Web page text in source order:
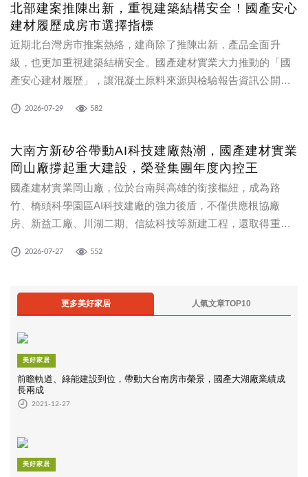
北部建案推陳出新，重視建築結構安全！國產安心
建材履歷成房市選擇指標
近期北台灣房市推案熱絡，建商除了推陳出新，產品全面升
級，也更加重視建築結構安全。國產建材實業大力推動的「國
產安心建材履歷」，讓混凝土原料來源與檢驗報告資訊公開透
集美」、「日安PARK」，以及荷蘊建設「荷蘊竫」等指標建案
2026-07-29 582
大南方新矽谷帶動AI科技建廠熱潮，國產建材實業
岡山廠撐起重大建設，榮登集團年度內控王
國產建材實業岡山廠，位於台南與高雄的銜接樞紐，成為路
竹、橋頭科學園區AI科技建廠的強力後盾，不僅供應根協廠
房、新益工廠、川湖二期、信紘科技等新建工程，還取得重磅
路竹延伸線RKC02標工程等重大建設，帶動業績穩健成長，榮
2026-07-27 552
更多美好家居 人氣文章TOP10
美好家居
前瞻軌道、綠能建設到位，帶動大台南房市榮景，國產大湖廠業績成
長兩成
2021-12-27
美好家居